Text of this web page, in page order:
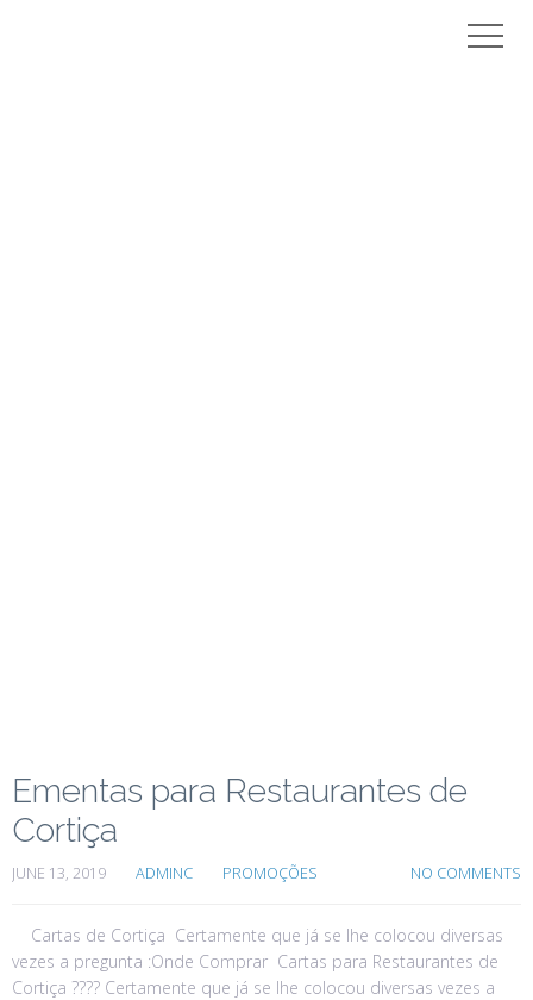
Ementas para Restaurantes de
Cortiça
JUNE 13, 2019 ADMINC PROMOÇÕES NO COMMENTS
Cartas de Cortiça Certamente que já se lhe colocou diversas
vezes a pregunta :Onde Comprar Cartas para Restaurantes de
Cortiça ???? Certamente que já se lhe colocou diversas vezes a